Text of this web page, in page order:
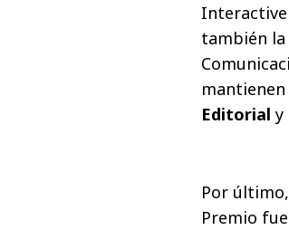
Interactive
también la
mantienen
Editorial y
Por
Premio